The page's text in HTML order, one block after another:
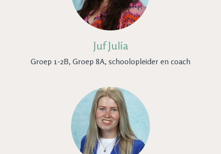
Juf Julia
Groep 1-2B, Groep 8A, schoolopleider en coach